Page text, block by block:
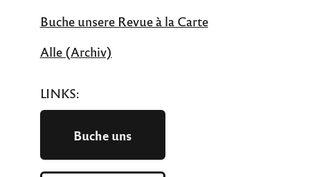
Buche unsere Revue à la Carte
Alle (Archiv)
LINKS:
Buche uns